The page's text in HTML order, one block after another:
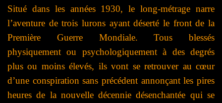
Situé dans les années 1930, le long-métrage narre
l’aventure de trois lurons ayant déserté le front de la
Première Guerre Mondiale. Tous blessés
physiquement ou psychologiquement à des degrés
plus ou moins élevés, ils vont se retrouver au cœur
d’une conspiration sans précédent annonçant les pires
heures de la nouvelle décennie désenchantée qui se